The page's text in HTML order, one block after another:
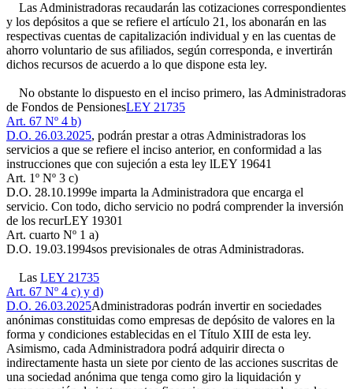
Las Administradoras recaudarán las cotizaciones correspondientes
y los depósitos a que se refiere el artículo 21, los abonarán en las
respectivas cuentas de capitalización individual y en las cuentas de
ahorro voluntario de sus afiliados, según corresponda, e invertirán
dichos recursos de acuerdo a lo que dispone esta ley.
No obstante lo dispuesto en el inciso primero, las Administradoras
de Fondos de PensionesLEY 21735
Art. 67 Nº 4 b)
D.O. 26.03.2025, podrán prestar a otras Administradoras los
servicios a que se refiere el inciso anterior, en conformidad a las
instrucciones que con sujeción a esta ley lLEY 19641
Art. 1º Nº 3 c)
D.O. 28.10.1999e imparta la Administradora que encarga el
servicio. Con todo, dicho servicio no podrá comprender la inversión
de los recurLEY 19301
Art. cuarto Nº 1 a)
D.O. 19.03.1994sos previsionales de otras Administradoras.
Las LEY 21735
Art. 67 Nº 4 c) y d)
D.O. 26.03.2025Administradoras podrán invertir en sociedades
anónimas constituidas como empresas de depósito de valores en la
forma y condiciones establecidas en el Título XIII de esta ley.
Asimismo, cada Administradora podrá adquirir directa o
indirectamente hasta un siete por ciento de las acciones suscritas de
una sociedad anónima que tenga como giro la liquidación y